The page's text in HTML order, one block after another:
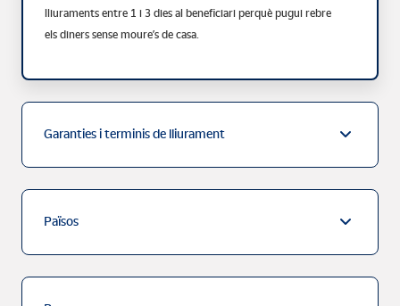
lliuraments entre 1 i 3 dies al beneficiari perquè pugui rebre
els diners sense moure’s de casa.
Garanties i terminis de lliurament
Països